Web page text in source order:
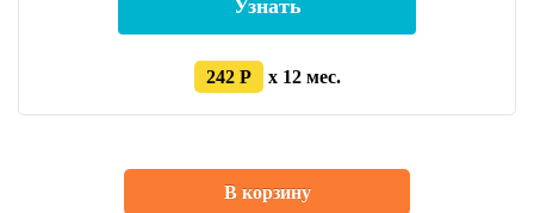
Узнать
242 Р x 12 мес.
В корзину